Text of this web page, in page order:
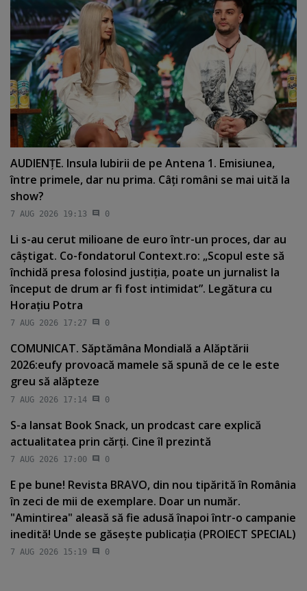
AUDIENŢE. Insula Iubirii de pe Antena 1. Emisiunea,
între primele, dar nu prima. Câţi români se mai uită la
show?
7 AUG 2026 19:13 0
Li s-au cerut milioane de euro într-un proces, dar au
câştigat. Co-fondatorul Context.ro: „Scopul este să
închidă presa folosind justiţia, poate un jurnalist la
început de drum ar fi fost intimidat”. Legătura cu
Horaţiu Potra
7 AUG 2026 17:27 0
COMUNICAT. Săptămâna Mondială a Alăptării
2026:eufy provoacă mamele să spună de ce le este
greu să alăpteze
7 AUG 2026 17:14 0
S-a lansat Book Snack, un prodcast care explică
actualitatea prin cărţi. Cine îl prezintă
7 AUG 2026 17:00 0
E pe bune! Revista BRAVO, din nou tipărită în România
în zeci de mii de exemplare. Doar un număr.
"Amintirea" aleasă să fie adusă înapoi într-o campanie
inedită! Unde se găseşte publicaţia (PROIECT SPECIAL)
7 AUG 2026 15:19 0